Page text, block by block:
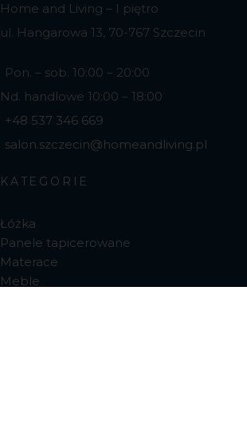
Home and Living – I piętro
ul. Hangarowa 13, 70-767 Szczecin
Pon. – sob. 10:00 – 20:00
Nd. handlowe 10:00 – 18:00
+48 537 346 669
salon.szczecin@homeandliving.pl
KATEGORIE
Łóżka
Panele tapicerowane
Materace
Meble